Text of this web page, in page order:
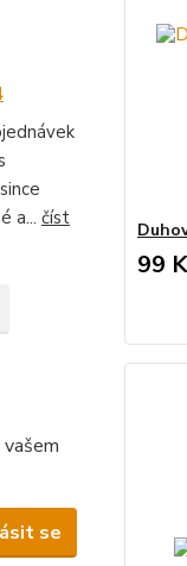
a... číst
se
99